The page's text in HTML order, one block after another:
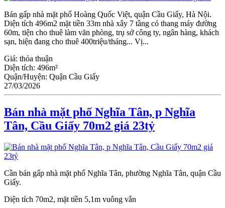
Bán gấp nhà mặt phố Hoàng Quốc Việt, quận Cầu Giấy, Hà Nội.
Diện tích 496m2 mặt tiền 33m nhà xây 7 tầng có thang máy đường
60m, tiện cho thuê làm văn phòng, trụ sở công ty, ngân hàng, khách
sạn, hiện đang cho thuê 400triệu/tháng... Vị...
Giá: thỏa thuận
Diện tích: 496m²
Quận/Huyện: Quận Cầu Giấy
27/03/2026
Bán nhà mặt phố Nghĩa Tân, p Nghĩa
Tân, Cầu Giấy 70m2 giá 23tỷ
Cần bán gấp nhà mặt phố Nghĩa Tân, phường Nghĩa Tân, quận Cầu
Giấy.
Diện tích 70m2, mặt tiền 5,1m vuông vắn